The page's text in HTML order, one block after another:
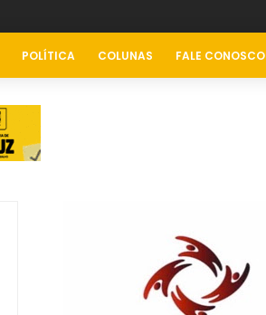
POLÍTICA COLUNAS FALE CONOSCO